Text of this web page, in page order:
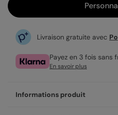
Livraison gratuite avec
Payez en 3 fois sans
En savoir plus
Informations produit